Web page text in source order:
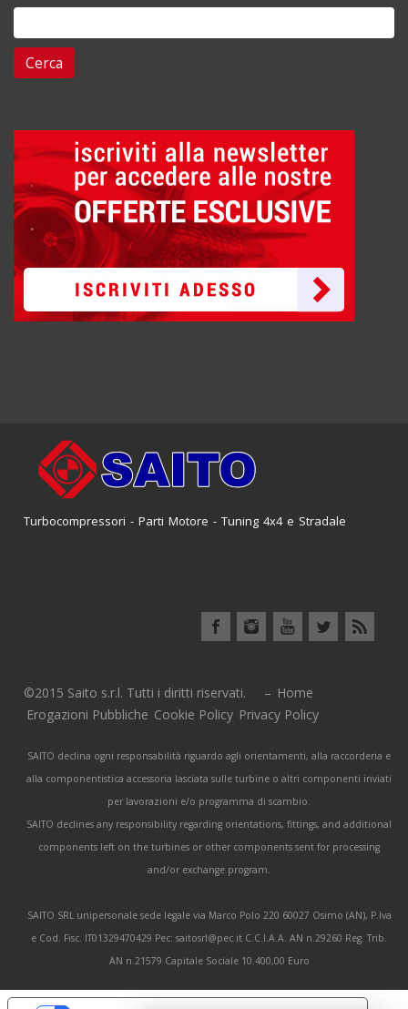
Ricerca
per:
Turbocompressori - Parti Motore - Tuning 4x4 e Stradale
©2015 Saito s.r.l. Tutti i diritti riservati. – Home
Erogazioni Pubbliche Cookie Policy Privacy Policy
SAITO declina ogni responsabilità riguardo agli orientamenti, alla raccorderia e
alla componentistica accessoria lasciata sulle turbine o altri componenti inviati
per lavorazioni e/o programma di scambio.
SAITO declines any responsibility regarding orientations, fittings, and additional
components left on the turbines or other components sent for processing
and/or exchange program.
SAITO SRL unipersonale sede legale via Marco Polo 220 60027 Osimo (AN), P.Iva
e Cod. Fisc. IT01329470429 Pec: saitosrl@pec.it C.C.I.A.A. AN n.29260 Reg. Trib.
AN n.21579 Capitale Sociale 10.400,00 Euro